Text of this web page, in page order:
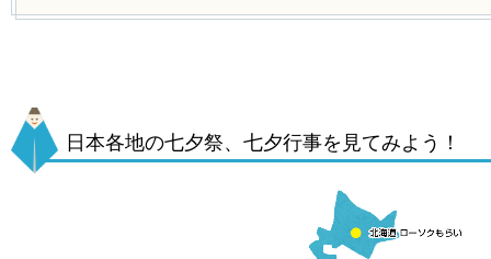
日本各地の七夕祭、七夕行事を見てみよう！